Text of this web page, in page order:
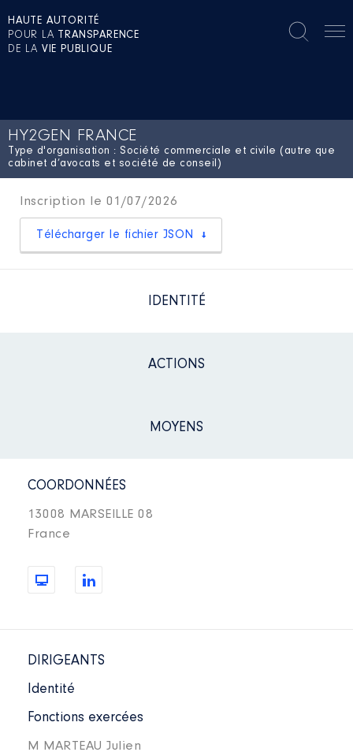
HAUTE AUTORITÉ
POUR LA TRANSPARENCE
DE LA VIE PUBLIQUE
HY2GEN FRANCE
Type d'organisation : Société commerciale et civile (autre que
cabinet d’avocats et société de conseil)
Inscription le 01/07/2026
Télécharger le fichier JSON
IDENTITÉ
ACTIONS
MOYENS
COORDONNÉES
13008 MARSEILLE 08
France
DIRIGEANTS
Identité
Fonctions exercées
M MARTEAU Julien